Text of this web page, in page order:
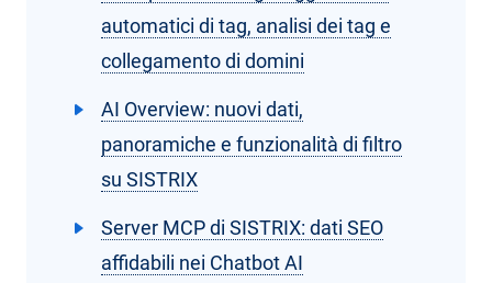
automatici di tag, analisi dei tag e
collegamento di domini
AI Overview: nuovi dati,
panoramiche e funzionalità di filtro
su SISTRIX
Server MCP di SISTRIX: dati SEO
affidabili nei Chatbot AI